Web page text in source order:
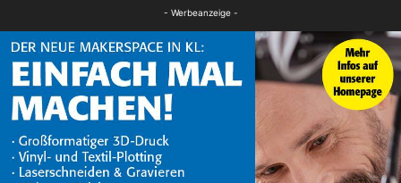
- Werbeanzeige -